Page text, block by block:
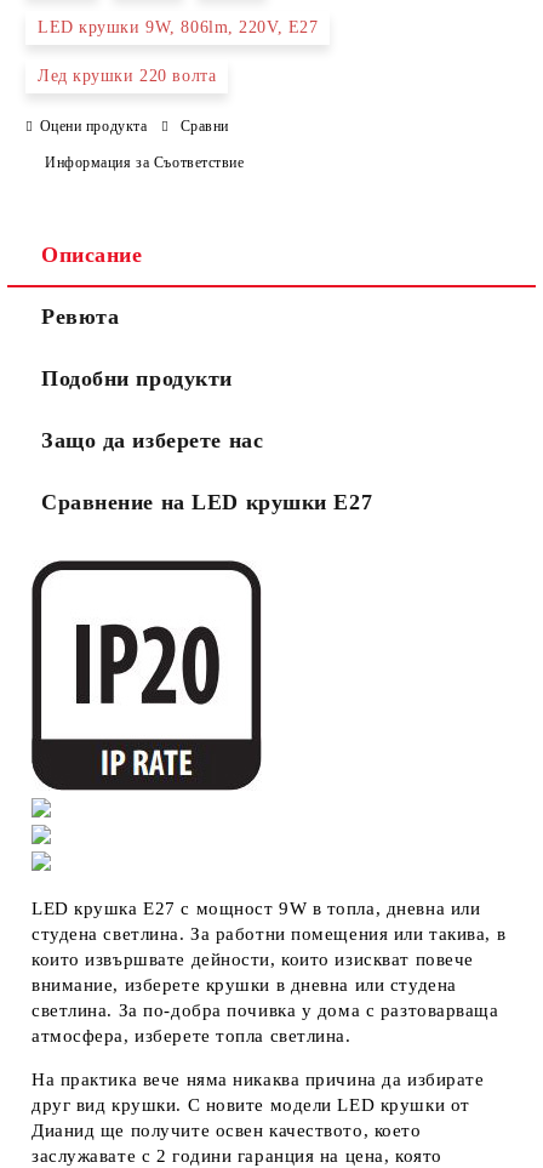
LED крушки 9W, 806lm, 220V, E27
Лед крушки 220 волта
Оцени продукта Сравни
Информация за Съответствие
Описание
Ревюта
Подобни продукти
Защо да изберете нас
Сравнение на LED крушки Е27
LED крушка E27 с мощност 9W в топла, дневна или
студена светлина. За работни помещения или такива, в
които извършвате дейности, които изискват повече
внимание, изберете крушки в дневна или студена
светлина. За по-добра почивка у дома с разтоварваща
атмосфера, изберете топла светлина.
На практика вече няма никаква причина да избирате
друг вид крушки. С новите модели LED крушки от
Дианид ще получите освен качеството, което
заслужавате с 2 години гаранция на цена, която